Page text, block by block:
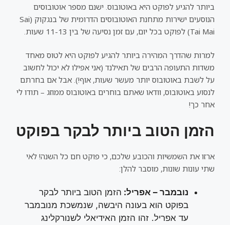
ביותר להגיע לפוקט היא באוטובוס. ישנם מספר אוטובוסים
הנוסעים ישירות מתחנת האוטובוסים הדרומית של בנגקוק (Sai
Tai Mai) לפוקט בכל יום, עם זמן נסיעה של בין 11-13 שעות.
למרות שהדרך המהירה ביותר להגיע לפוקט היא לטוס מאחד
משדות התעופה הרבים של תאילנד (אני אפילו לא יכול לחשוב
על לשבת באוטובוס יותר מעשר שעות, אוף!). אבל אם בחרתם
לנסוע באוטובוס, וודאו שאתם בוחרים באוטובוס ממוזג – תודו לי
אחר כך!
הזמן הטוב ביותר לבקר בפוקט
ארזו את השמשיות והכובע שלכם, כי פוקט חם כל השנה! לאי
שתי עונות שונות, מוסבר להלן:
נובמבר – אפריל: הזמן הטוב ביותר לבקר
בפוקט הוא בעונה היבשה, שנמשכת מנובמבר
עד אפריל. זהו הזמן האידיאלי לשנורקלינג